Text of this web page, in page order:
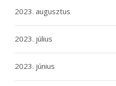
2023. augusztus
2023. július
2023. június